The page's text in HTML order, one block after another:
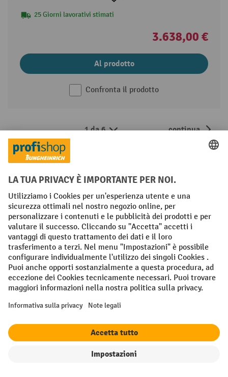
25 Giorni lavorativi stimati
3.638,00 €
Al prodotto
Confronta il prodotto
1 da 6 continua
Iscriviti alla newsletter e ricevi un
buono sconto di benvenuto fino a
-10%²
Titolo